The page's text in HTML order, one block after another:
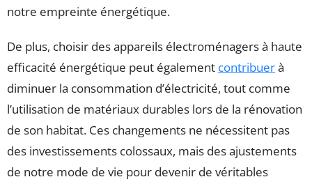
notre empreinte énergétique.
De plus, choisir des appareils électroménagers à haute
efficacité énergétique peut également contribuerà
diminuer la consommation d’électricité, tout comme
l’utilisation de matériaux durables lors de la rénovation
de son habitat. Ces changements ne nécessitent pas
des investissements colossaux, mais des ajustements
de notre mode de vie pour devenir de véritables